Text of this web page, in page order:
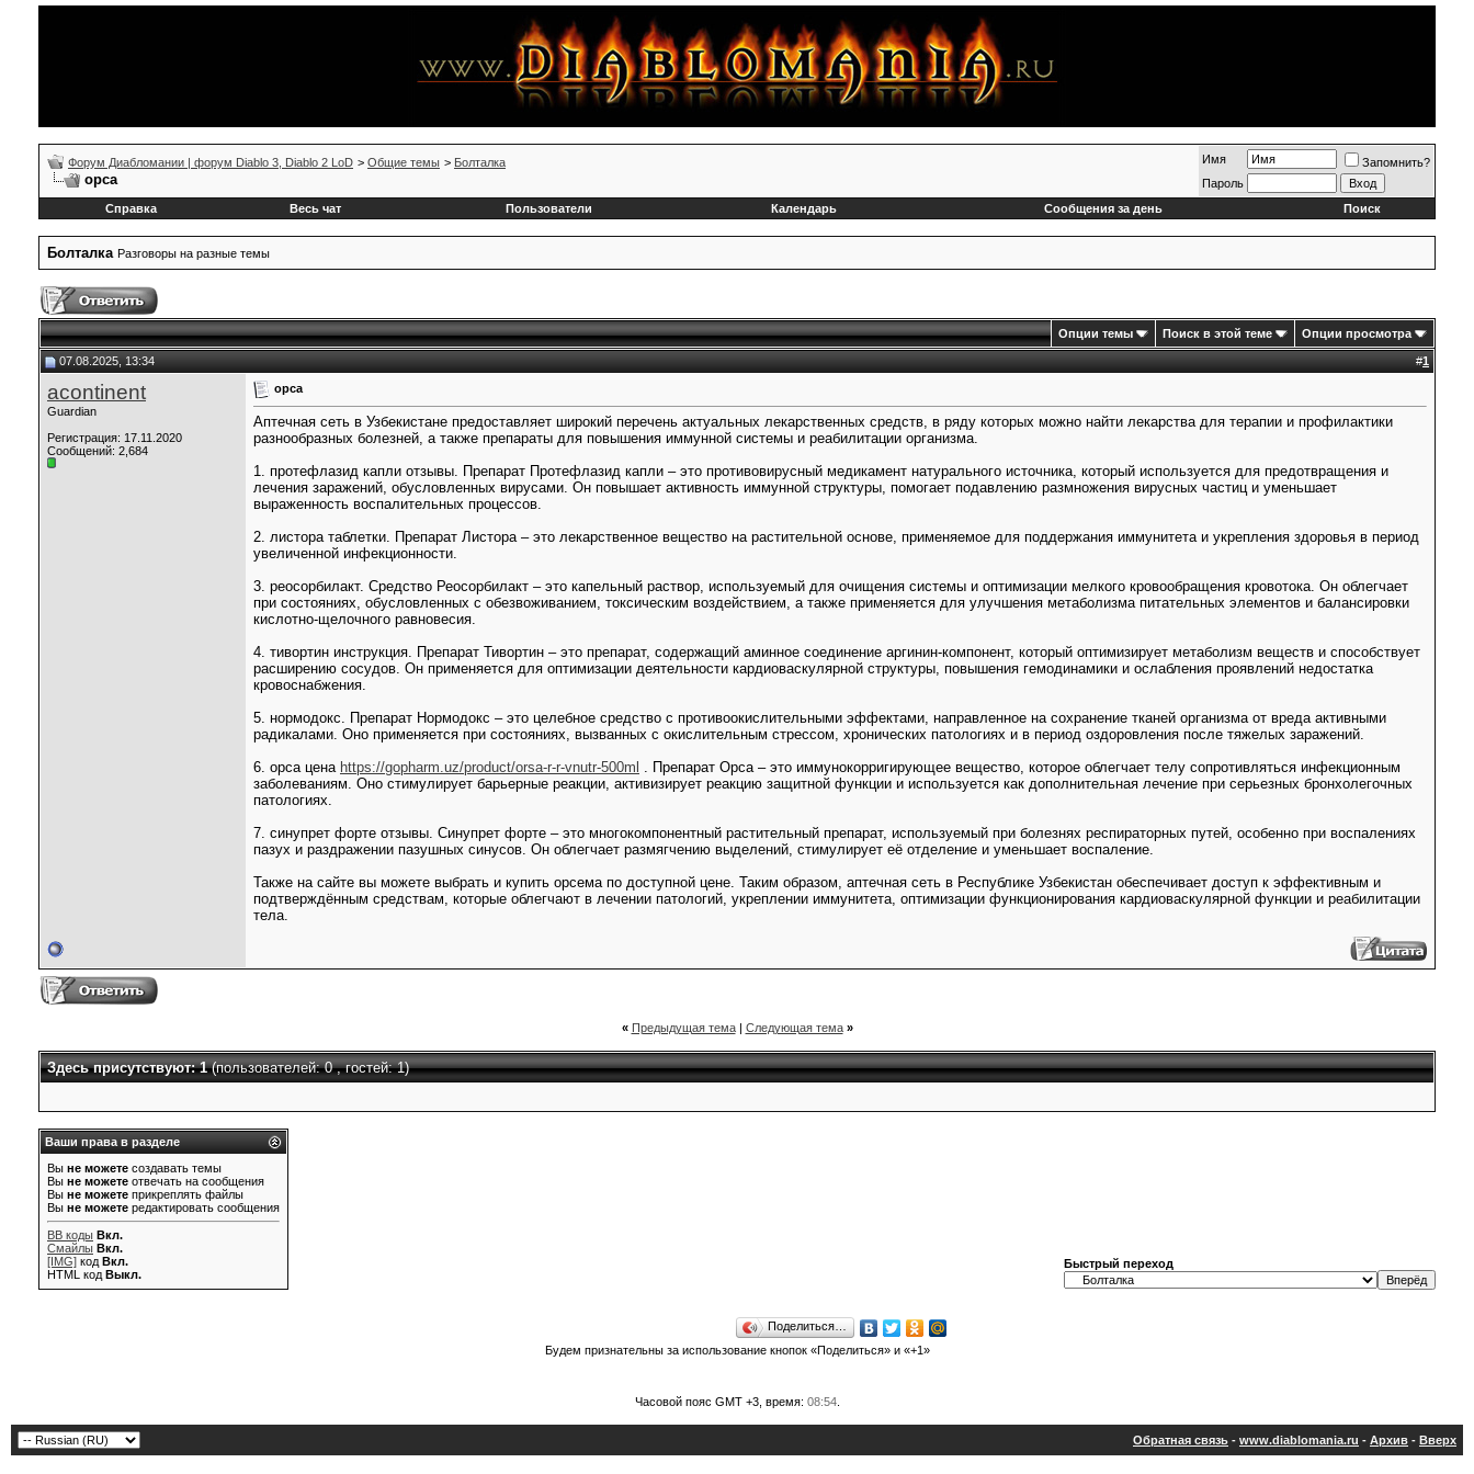
Форум Диабломании | форум Diablo 3, Diablo 2 LoD > Общие темы > Болталка
орса
Имя
Запомнить?
Пароль
Справка
Весь чат Пользователи Календарь Сообщения за день Поиск
Болталка Разговоры на разные темы
Опции темы Поиск в этой теме Опции просмотра
07.08.2025, 13:34 #1
acontinent
Guardian
Регистрация: 17.11.2020
Сообщений: 2,684
орса
Аптечная сеть в Узбекистане предоставляет широкий перечень актуальных лекарственных средств, в ряду которых можно найти лекарства для терапии и профилактики
разнообразных болезней, а также препараты для повышения иммунной системы и реабилитации организма.
1. протефлазид капли отзывы. Препарат Протефлазид капли – это противовирусный медикамент натурального источника, который используется для предотвращения и
лечения заражений, обусловленных вирусами. Он повышает активность иммунной структуры, помогает подавлению размножения вирусных частиц и уменьшает
выраженность воспалительных процессов.
2. листора таблетки. Препарат Листора – это лекарственное вещество на растительной основе, применяемое для поддержания иммунитета и укрепления здоровья в период
увеличенной инфекционности.
3. реосорбилакт. Средство Реосорбилакт – это капельный раствор, используемый для очищения системы и оптимизации мелкого кровообращения кровотока. Он облегчает
при состояниях, обусловленных с обезвоживанием, токсическим воздействием, а также применяется для улучшения метаболизма питательных элементов и балансировки
кислотно-щелочного равновесия.
4. тивортин инструкция. Препарат Тивортин – это препарат, содержащий аминное соединение аргинин-компонент, который оптимизирует метаболизм веществ и способствует
расширению сосудов. Он применяется для оптимизации деятельности кардиоваскулярной структуры, повышения гемодинамики и ослабления проявлений недостатка
кровоснабжения.
5. нормодокс. Препарат Нормодокс – это целебное средство с противоокислительными эффектами, направленное на сохранение тканей организма от вреда активными
радикалами. Оно применяется при состояниях, вызванных с окислительным стрессом, хронических патологиях и в период оздоровления после тяжелых заражений.
6. орса цена https://gopharm.uz/product/orsa-r-r-vnutr-500ml . Препарат Орса – это иммунокорригирующее вещество, которое облегчает телу сопротивляться инфекционным
заболеваниям. Оно стимулирует барьерные реакции, активизирует реакцию защитной функции и используется как дополнительная лечение при серьезных бронхолегочных
патологиях.
7. синупрет форте отзывы. Синупрет форте – это многокомпонентный растительный препарат, используемый при болезнях респираторных путей, особенно при воспалениях
пазух и раздражении пазушных синусов. Он облегчает размягчению выделений, стимулирует её отделение и уменьшает воспаление.
Также на сайте вы можете выбрать и купить орсема по доступной цене. Таким образом, аптечная сеть в Республике Узбекистан обеспечивает доступ к эффективным и
подтверждённым средствам, которые облегчают в лечении патологий, укреплении иммунитета, оптимизации функционирования кардиоваскулярной функции и реабилитации
тела.
« Предыдущая тема| Следующая тема »
Здесь присутствуют: 1(пользователей: 0 , гостей: 1)
Ваши права в разделе
Вы не можете создавать темы
Вы не можете отвечать на сообщения
Вы не можете прикреплять файлы
Вы не можете редактировать сообщения
BB коды Вкл.
Смайлы Вкл.
[IMG] код Вкл.
HTML код Выкл.
Быстрый переход
Поделиться…
Будем признательны за использование кнопок «Поделиться» и «+1»
Часовой пояс GMT +3, время: 08:54.
Обратная связь - www.diablomania.ru - Архив - Вверх